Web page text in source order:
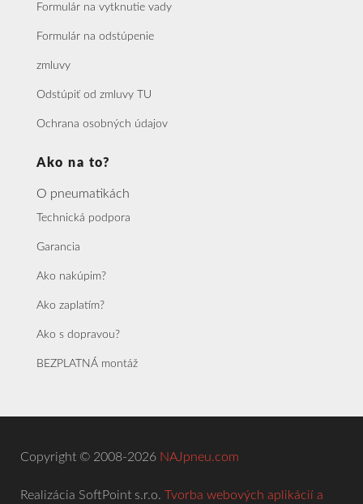
Formulár na vytknutie vady
Formulár na odstúpenie
zmluvy
Odstúpiť od zmluvy TU
Ochrana osobných údajov
Ako na to?
O pneumatikách
Technická podpora
Garancia
Ako nakúpim?
Ako zaplatím?
Ako s dopravou?
BEZPLATNÁ montáž
Copyright © 2008-2026 NAJpneu.com
Realizácia SoftPoint s.r.o. Tvorba webových aplikácií a